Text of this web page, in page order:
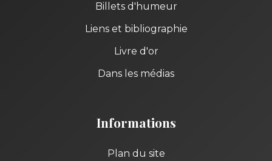
Billets d'humeur
Liens et bibliographie
Livre d'or
Dans les médias
Informations
Plan du site